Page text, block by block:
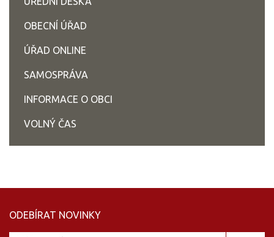
OBECNÍ ÚŘAD
ÚŘAD ONLINE
SAMOSPRÁVA
INFORMACE O OBCI
VOLNÝ ČAS
ODEBÍRAT NOVINKY